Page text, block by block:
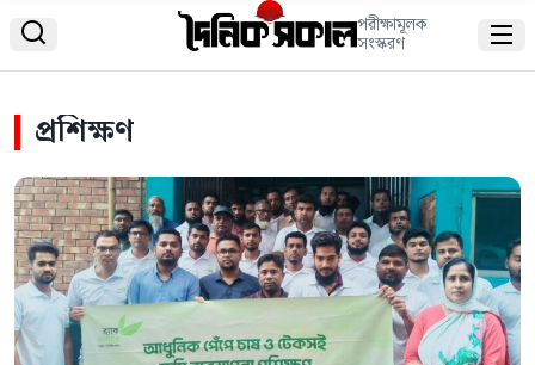
 পরীক্ষামূলক
সংস্করণ 
প্রশিক্ষণ